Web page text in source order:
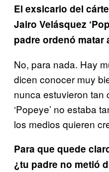
El exsicario del
Jairo Velásquez
padre ordenó matar
No, para nada. Hay
dicen conocer muy
nunca estuvieron tan
‘Popeye’ no estaba
los medios quieren
Para que quede
¿tu padre no metió